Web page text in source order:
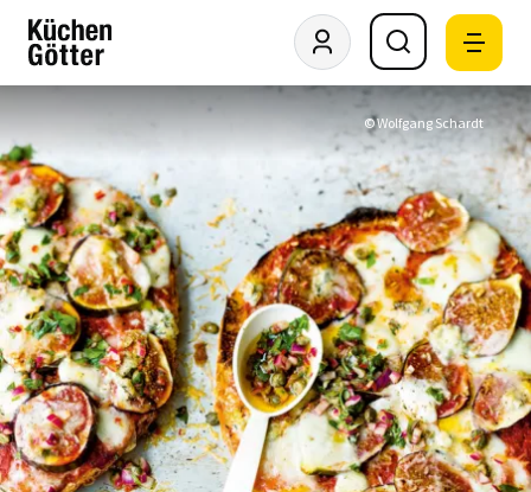
© Wolfgang Schardt